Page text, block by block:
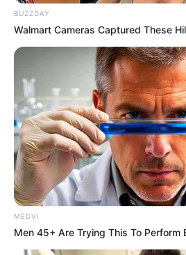
ดวงปี 2568 พลิกร้ายกลายเป็นดี
นั
BUZZDAY
Walmart Cameras Captured These
MEDVI
Men 45+ Are Trying This To Perform